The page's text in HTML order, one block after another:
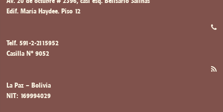
Edif. María Haydee. Piso 12
Telf. 591-2-2115952
Casilla Nº 9052
La Paz – Bolivia
NIT: 169994029